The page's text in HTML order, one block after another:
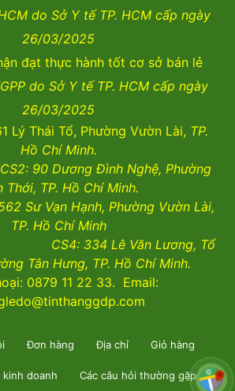
do Sở Y tế TP. HCM cấp ngày
26/03/2025
đạt thực hành tốt cơ sở bán lẻ
do Sở Y tế TP. HCM cấp ngày
26/03/2025
Lý Thái Tổ, Phường Vườn Lài, TP.
Hồ Chí Minh.
90 Dương Đình Nghệ, Phường
Thới, TP. Hồ Chí Minh.
Sư Vạn Hạnh, Phường Vườn Lài,
TP. Hồ Chí Minh
334 Lê Văn Lương, Tổ
Tân Hưng, TP. Hồ Chí Minh.
0879 11 22 33. Email:
Đơn hàng Địa chỉ Giỏ hàng
doanh Các câu hỏi thường gặp